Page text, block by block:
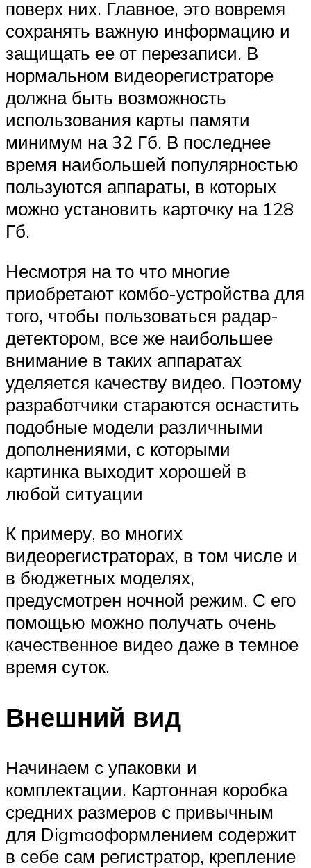
поверх них. Главное, это вовремя
сохранять важную информацию и
защищать ее от перезаписи. В
нормальном видеорегистраторе
должна быть возможность
использования карты памяти
минимум на 32 Гб. В последнее
время наибольшей популярностью
пользуются аппараты, в которых
можно установить карточку на 128
Гб.
Несмотря на то что многие
приобретают комбо-устройства для
того, чтобы пользоваться радар-
детектором, все же наибольшее
внимание в таких аппаратах
уделяется качеству видео. Поэтому
разработчики стараются оснастить
подобные модели различными
дополнениями, с которыми
картинка выходит хорошей в
любой ситуации
К примеру, во многих
видеорегистраторах, в том числе и
в бюджетных моделях,
предусмотрен ночной режим. С его
помощью можно получать очень
качественное видео даже в темное
время суток.
Внешний вид
Начинаем с упаковки и
комплектации. Картонная коробка
средних размеров с привычным
для Digmaоформлением содержит
в себе сам регистратор, крепление